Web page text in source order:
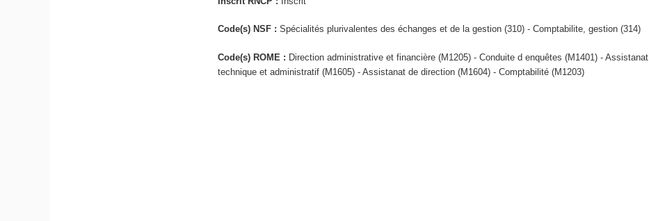
Code(s) NSF :Spécialités plurivalentes des échanges et de la gestion (310) - Comptabilite, gestion (314)
Code(s) ROME : Direction administrative et financière (M1205) - Conduite d enquêtes (M1401) - Assistanat
technique et administratif (M1605) - Assistanat de direction (M1604) - Comptabilité (M1203)